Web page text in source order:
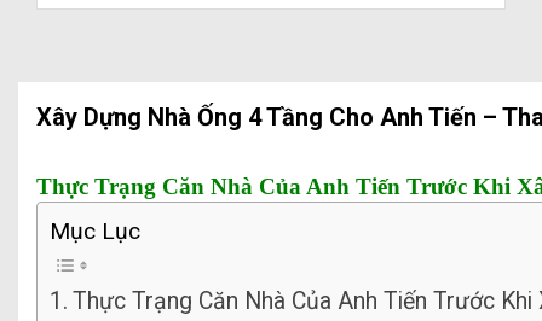
Xây Dựng Nhà Ống 4 Tầng Cho Anh Tiến –
Thực Trạng Căn Nhà Của Anh Tiến Trước Khi
Mục Lục
Thực Trạng Căn Nhà Của Anh Tiến Trước Khi